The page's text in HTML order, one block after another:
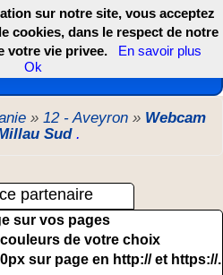
DOM TOM et COM
» 12 - Aveyron » Webcam
Sud .
partenaire
sur vos pages
de votre choix
sur page en http:// et https://.
sur notre site, vous acceptez
cookies, dans le respect de notre
votre vie privee.
En savoir plus
Ok